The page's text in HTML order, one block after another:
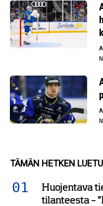
TÄMÄN HETKEN
Huojentava
tilanteesta –